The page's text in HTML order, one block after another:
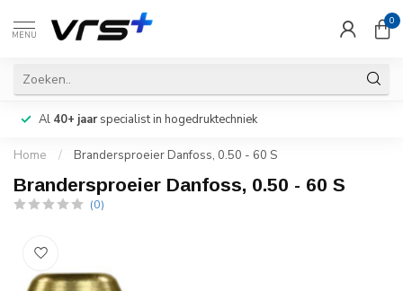
MENU
0
Al 40+ jaarspecialist in hogedruktechniek
Home / Brandersproeier Danfoss, 0.50 - 60 S
Brandersproeier Danfoss, 0.50 - 60 S
(0)